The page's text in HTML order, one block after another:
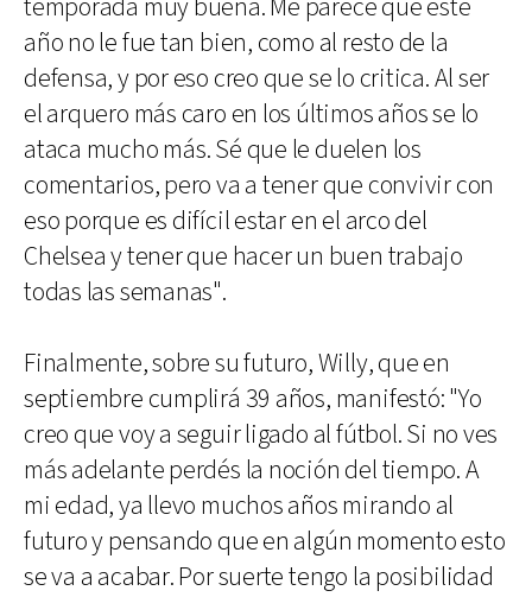
temporada muy buena. Me parece que este
año no le fue tan bien, como al resto de la
defensa, y por eso creo que se lo critica. Al ser
el arquero más caro en los últimos años se lo
ataca mucho más. Sé que le duelen los
comentarios, pero va a tener que convivir con
eso porque es difícil estar en el arco del
Chelsea y tener que hacer un buen trabajo
todas las semanas".
Finalmente, sobre su futuro, Willy, que en
septiembre cumplirá 39 años, manifestó: "Yo
creo que voy a seguir ligado al fútbol. Si no ves
más adelante perdés la noción del tiempo. A
mi edad, ya llevo muchos años mirando al
futuro y pensando que en algún momento esto
se va a acabar. Por suerte tengo la posibilidad